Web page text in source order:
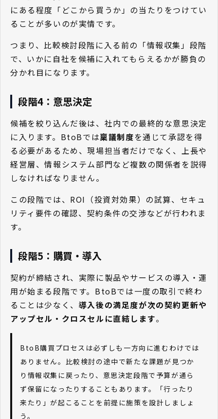
にある程度「どこから買うか」の当たりをつけてい
ることが多いのが実情です。
つまり、比較検討段階に入る前の「情報収集」段階
で、いかに自社を候補に入れてもらえるかが勝負の
分かれ目になります。
段階4：意思決定
候補を絞り込んだ後は、社内での最終的な意思決定
に入ります。BtoBでは稟議制度を通じて承認を得
る必要があるため、現場担当者だけでなく、上長や
経営層、情報システム部門など複数の関係者を説得
しなければなりません。
この段階では、ROI（投資対効果）の試算、セキュ
リティ要件の確認、契約条件の交渉などが行われま
す。
段階5：購買・導入
契約が締結され、実際に製品やサービスの導入・運
用が始まる段階です。BtoBでは一度の取引で終わ
ることは少なく、 導入後の満足度が次の契約更新や
アップセル・クロスセルに直結します。
BtoB購買プロセスは必ずしも一方向に進むわけでは
ありません。比較検討の途中で新たな課題が見つか
り情報収集に戻ったり、意思決定段階で予算が通ら
ず保留になったりすることもあります。「行ったり
来たり」が起こることを前提に施策を設計しましょ
う。